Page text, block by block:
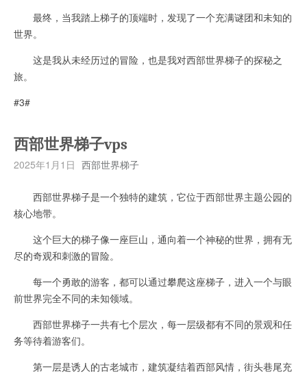
最终，当我踏上梯子的顶端时，发现了一个充满谜团和未知的
世界。
这是我从未经历过的冒险，也是我对西部世界梯子的探秘之
旅。
#3#
西部世界梯子vps
2025年1月1日 西部世界梯子
西部世界梯子是一个独特的建筑，它位于西部世界主题公园的
核心地带。
这个巨大的梯子像一座巨山，通向着一个神秘的世界，拥有无
尽的奇观和刺激的冒险。
每一个勇敢的游客，都可以通过攀爬这座梯子，进入一个与眼
前世界完全不同的未知领域。
西部世界梯子一共有七个层次，每一层级都有不同的景观和任
务等待着游客们。
第一层是诱人的古老城市，建筑凝结着西部风情，街头巷尾充